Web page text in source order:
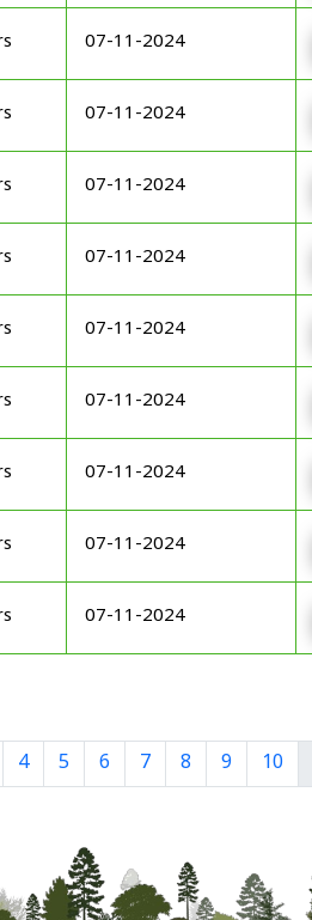
07-11-2024
07-11-2024
07-11-2024
07-11-2024
07-11-2024
07-11-2024
07-11-2024
07-11-2024
07-11-2024
4 5 6 7 8 9 10